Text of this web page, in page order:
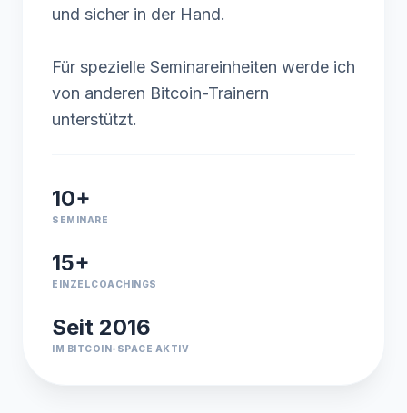
und sicher in der Hand.
Für spezielle Seminareinheiten werde ich
von anderen Bitcoin-Trainern
unterstützt.
10+
SEMINARE
15+
EINZELCOACHINGS
Seit 2016
IM BITCOIN-SPACE AKTIV